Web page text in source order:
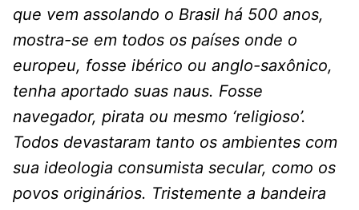
que vem assolando o Brasil há 500 anos,
mostra-se em todos os países onde o
europeu, fosse ibérico ou anglo-saxônico,
tenha aportado suas naus. Fosse
navegador, pirata ou mesmo ‘religioso’.
Todos devastaram tanto os ambientes com
sua ideologia consumista secular, como os
povos originários. Tristemente a bandeira